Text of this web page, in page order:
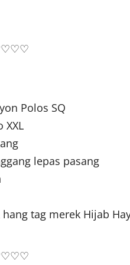
Polos SQ
XXL
lepas pasang
tag merek Hijab